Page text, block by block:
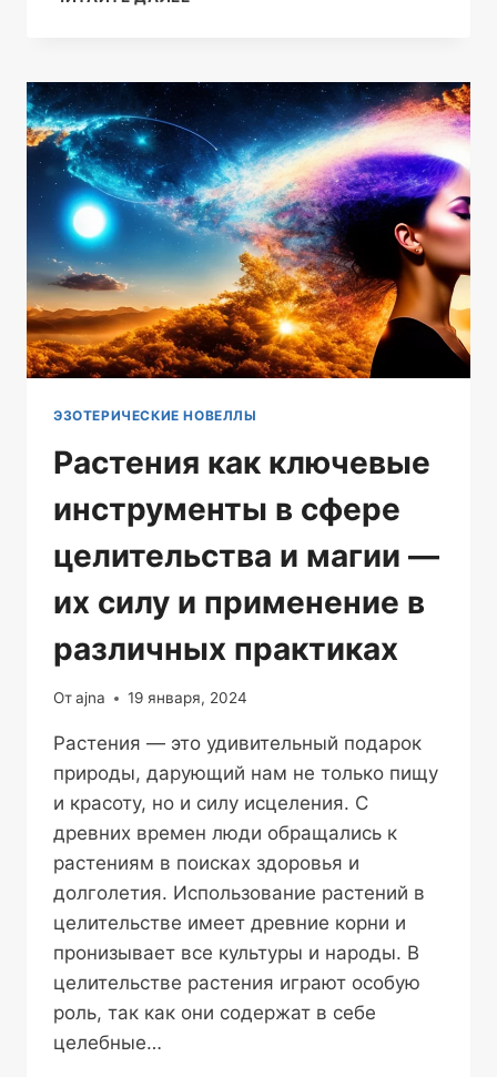
—
ПОШАГОВОЕ
РУКОВОДСТВО
ДЛЯ
ИЗМЕНЕНИЯ
СВОЕЙ
ЖИЗНИ
БЕЗ
ПОМОЩИ
ДРУГИХ
ЭЗОТЕРИЧЕСКИЕ НОВЕЛЛЫ
Растения как ключевые
инструменты в сфере
целительства и магии —
их силу и применение в
различных практиках
Отajna 19 января, 2024
Растения — это удивительный подарок
природы, дарующий нам не только пищу
и красоту, но и силу исцеления. С
древних времен люди обращались к
растениям в поисках здоровья и
долголетия. Использование растений в
целительстве имеет древние корни и
пронизывает все культуры и народы. В
целительстве растения играют особую
роль, так как они содержат в себе
целебные…